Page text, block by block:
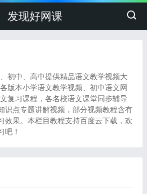
发现好网课
初中、高中提供精品语文教学视频大
版本小学语文教学视频、初中语文网
复习课程，各名校语文课堂同步辅导
识点专题讲解视频，部分视频教程含有
效果。本栏目教程支持百度云下载，欢
吧！